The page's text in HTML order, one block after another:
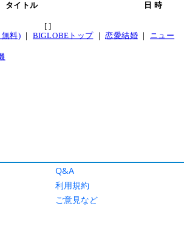
Q&A
利用規約
ご意見など